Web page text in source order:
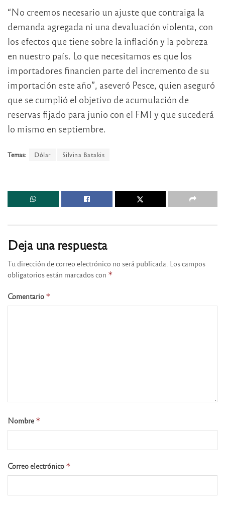
“No creemos necesario un ajuste que contraiga la
demanda agregada ni una devaluación violenta, con
los efectos que tiene sobre la inflación y la pobreza
en nuestro país. Lo que necesitamos es que los
importadores financien parte del incremento de su
importación este año”, aseveró Pesce, quien aseguró
que se cumplió el objetivo de acumulación de
reservas fijado para junio con el FMI y que sucederá
lo mismo en septiembre.
Temas: Dólar Silvina Batakis
Deja una respuesta
Tu dirección de correo electrónico no será publicada. Los campos
obligatorios están marcados con *
Comentario *
Nombre *
Correo electrónico *